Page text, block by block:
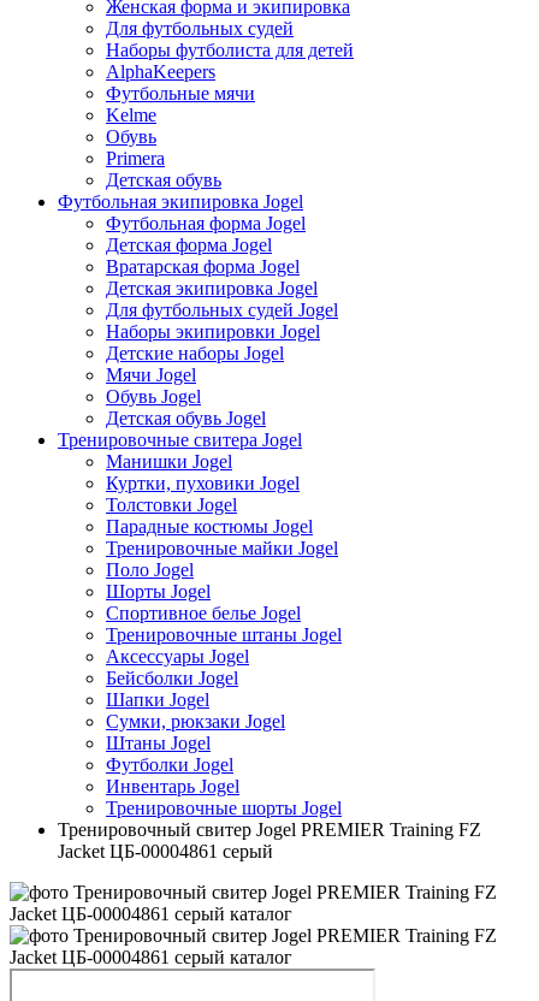
Женская форма и экипировка
Для футбольных судей
Наборы футболиста для детей
AlphaKeepers
Футбольные мячи
Kelme
Обувь
Primera
Детская обувь
Футбольная экипировка Jogel
Футбольная форма Jogel
Детская форма Jogel
Вратарская форма Jogel
Детская экипировка Jogel
Для футбольных судей Jogel
Наборы экипировки Jogel
Детские наборы Jogel
Мячи Jogel
Обувь Jogel
Детская обувь Jogel
Тренировочные свитера Jogel
Манишки Jogel
Куртки, пуховики Jogel
Толстовки Jogel
Парадные костюмы Jogel
Тренировочные майки Jogel
Поло Jogel
Шорты Jogel
Спортивное белье Jogel
Тренировочные штаны Jogel
Аксессуары Jogel
Бейсболки Jogel
Шапки Jogel
Сумки, рюкзаки Jogel
Штаны Jogel
Футболки Jogel
Инвентарь Jogel
Тренировочные шорты Jogel
Тренировочный свитер Jogel PREMIER Training FZ
Jacket ЦБ-00004861 серый